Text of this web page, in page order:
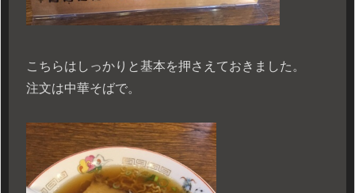
こちらはしっかりと基本を押さえておきました。
注文は中華そばで。